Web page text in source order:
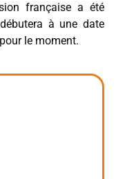
française a été
à une date
le moment.